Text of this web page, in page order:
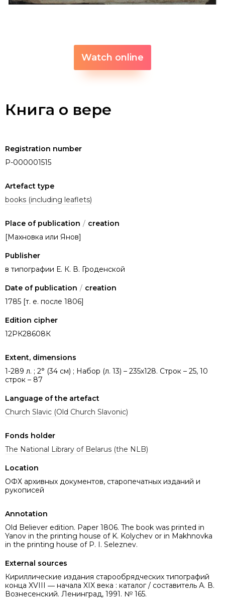
Watch online
Книга о вере
Registration number
P-000001515
Artefact type
books (including leaflets)
Place of publication / creation
[Махновка или Янов]
Publisher
в типографии Е. К. В. Гроденской
Date of publication / creation
1785 [т. е. после 1806]
Edition cipher
12РК28608К
Extent, dimensions
1-289 л. ; 2° (34 см) ; Набор (л. 13) – 235х128. Строк – 25, 10
строк – 87
Language of the artefact
Church Slavic (Old Church Slavonic)
Fonds holder
The National Library of Belarus (the NLB)
Location
ОФХ архивных документов, старопечатных изданий и
рукописей
Annotation
Old Believer edition. Paper 1806. The book was printed in
Yanov in the printing house of K. Kolychev or in Makhnovka
in the printing house of P. I. Seleznev.
External sources
Кириллические издания старообрядческих типографий
конца XVIII ― начала XIX века : каталог / составитель А. В.
Вознесенский. Ленинград, 1991. № 165.